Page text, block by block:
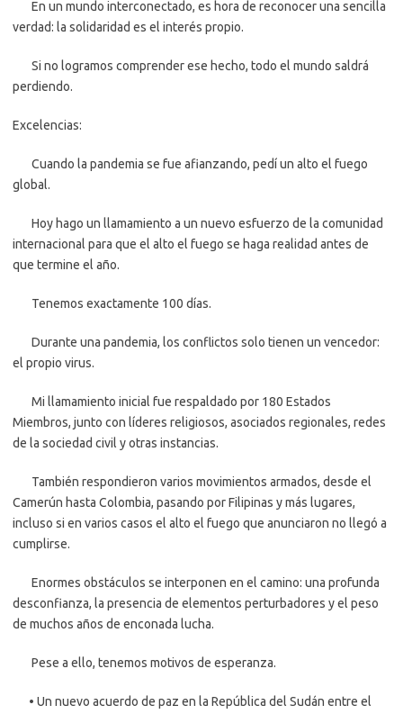
En un mundo interconectado, es hora de reconocer una sencilla
verdad: la solidaridad es el interés propio.
Si no logramos comprender ese hecho, todo el mundo saldrá
perdiendo.
Excelencias:
Cuando la pandemia se fue afianzando, pedí un alto el fuego
global.
Hoy hago un llamamiento a un nuevo esfuerzo de la comunidad
internacional para que el alto el fuego se haga realidad antes de
que termine el año.
Tenemos exactamente 100 días.
Durante una pandemia, los conflictos solo tienen un vencedor:
el propio virus.
Mi llamamiento inicial fue respaldado por 180 Estados
Miembros, junto con líderes religiosos, asociados regionales, redes
de la sociedad civil y otras instancias.
También respondieron varios movimientos armados, desde el
Camerún hasta Colombia, pasando por Filipinas y más lugares,
incluso si en varios casos el alto el fuego que anunciaron no llegó a
cumplirse.
Enormes obstáculos se interponen en el camino: una profunda
desconfianza, la presencia de elementos perturbadores y el peso
de muchos años de enconada lucha.
Pese a ello, tenemos motivos de esperanza.
• Un nuevo acuerdo de paz en la República del Sudán entre el